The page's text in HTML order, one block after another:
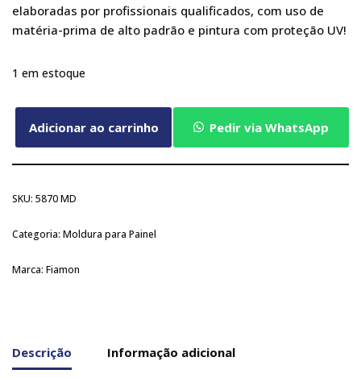
elaboradas por profissionais qualificados, com uso de
matéria-prima de alto padrão e pintura com proteção UV!
1 em estoque
Adicionar ao carrinho Pedir via WhatsApp
SKU: 5870 MD
Categoria: Moldura para Painel
Marca: Fiamon
Descrição Informação adicional